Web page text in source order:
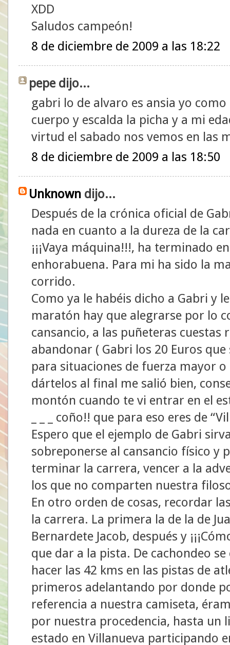
XDD
Saludos campeón!
8 de diciembre de 2009 a las 18:22
pepe dijo...
gabri lo de alvaro es ansia yo
cuerpo y escalda la picha y a mi
virtud el sabado nos vemos en las
8 de diciembre de 2009 a las 18:50
Unknown dijo...
Después de la crónica oficial de
nada en cuanto a la dureza de la
¡¡¡Vaya máquina!!!, ha terminado
enhorabuena. Para mi ha sido la
corrido.
Como ya le habéis dicho a Gabri y
maratón hay que alegrarse por lo
cansancio, a las puñeteras cuestas
abandonar ( Gabri los 20 Euros
para situaciones de fuerza mayor
dártelos al final me salió bien,
montón cuando te vi entrar en el
_ _ _ coño!! que para eso eres de
Espero que el ejemplo de Gabri
sobreponerse al cansancio físico y
terminar la carrera, vencer a la
los que no comparten nuestra
En otro orden de cosas, recordar
la carrera. La primera la de la de
Bernardete Jacob, después y
que dar a la pista. De cachondeo
hacer las 42 kms en las pistas de
primeros adelantando por donde
referencia a nuestra camiseta,
por nuestra procedencia, hasta un
estado en Villanueva participando